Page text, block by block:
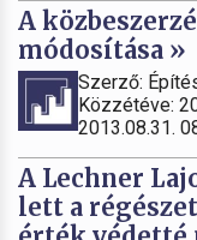
A
módosítása »
Szerző:
Közzétéve:
2013.08.31.
A Lechner
lett a